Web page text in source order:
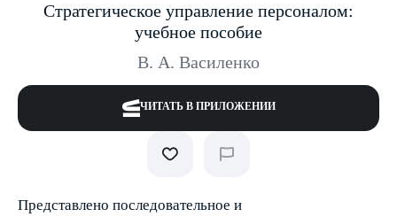
Стратегическое управление персоналом:
учебное пособие
В. А. Василенко
ЧИТАТЬ В ПРИЛОЖЕНИИ
Представлено последовательное и